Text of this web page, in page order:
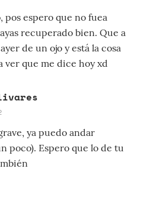
pos espero que no fuea
recuperado bien. Que a
de un ojo y está la cosa
ver que me dice hoy xd
ya puedo andar
poco). Espero que lo de tu